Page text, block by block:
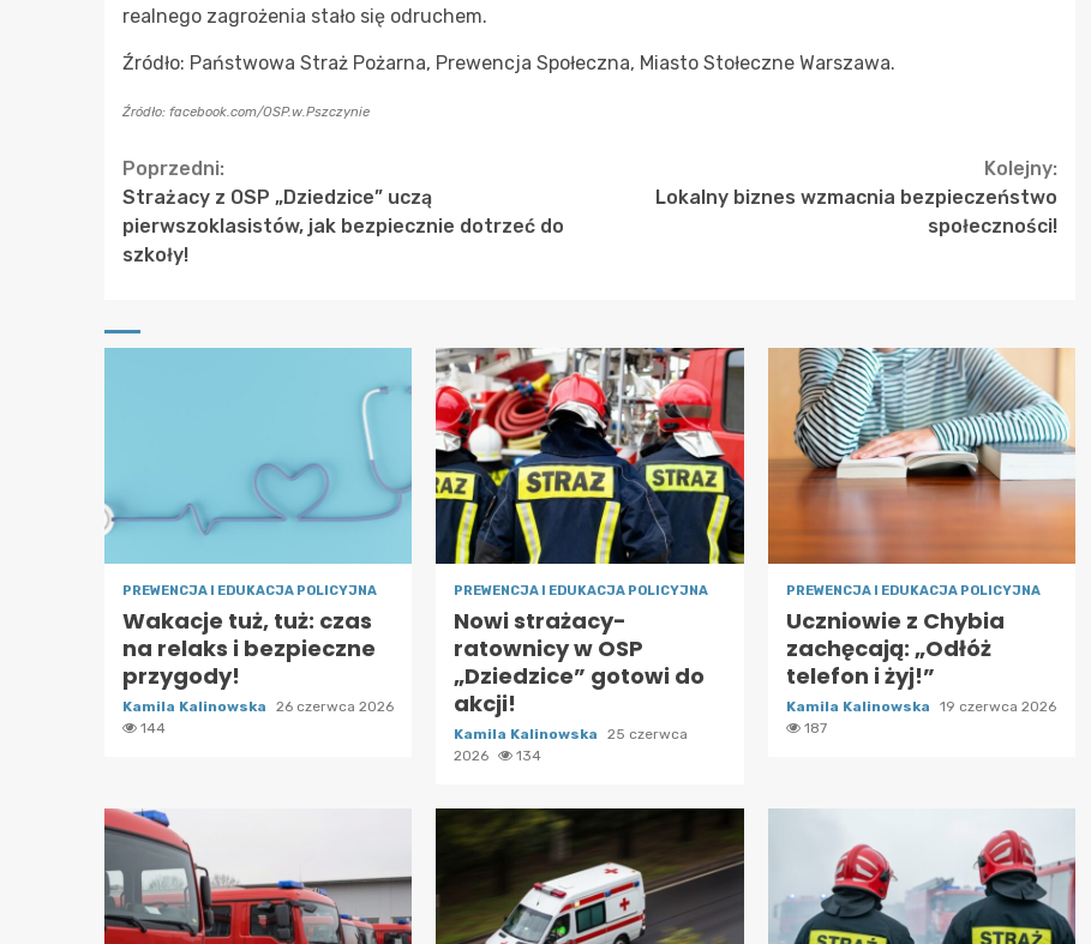
realnego zagrożenia stało się odruchem.
Źródło: Państwowa Straż Pożarna, Prewencja Społeczna, Miasto Stołeczne Warszawa.
Źródło: facebook.com/OSP.w.Pszczynie
Continue
Reading
Poprzedni:
Strażacy z OSP „Dziedzice” uczą
pierwszoklasistów, jak bezpiecznie dotrzeć do
szkoły!
Kolejny:
Lokalny biznes wzmacnia bezpieczeństwo
społeczności!
PREWENCJA I EDUKACJA POLICYJNA
Wakacje tuż, tuż: czas
na relaks i bezpieczne
przygody!
Kamila Kalinowska
26 czerwca 2026
144
PREWENCJA I EDUKACJA POLICYJNA
Nowi strażacy-
ratownicy w OSP
„Dziedzice” gotowi do
akcji!
Kamila Kalinowska
25 czerwca
2026
134
PREWENCJA I EDUKACJA POLICYJNA
Uczniowie z Chybia
zachęcają: „Odłóż
telefon i żyj!”
Kamila Kalinowska
19 czerwca 2026
187